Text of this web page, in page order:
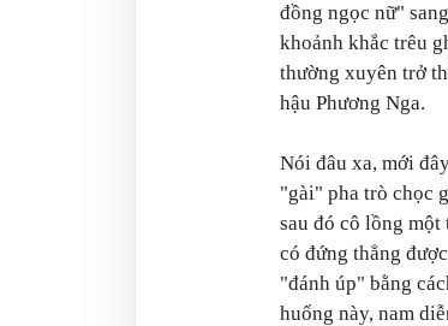
đồng ngọc nữ"
khoảnh khắc trêu
thường xuyên trở
hậu Phương Nga.
Nói đâu xa, mới
"gài" pha trò chọc
sau đó cô lồng một
có đứng thẳng
"đánh úp" bằng
huống này, nam